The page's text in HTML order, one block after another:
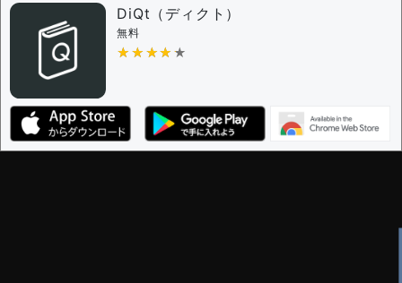
問題の編集権限を持つユーザー -
審査に対する投票権限を持つユーザー -
ザー
決定に必要な投票数 -
編集ガイドライン
DiQt（ディクト）
無料
★★★★★
★★★★★